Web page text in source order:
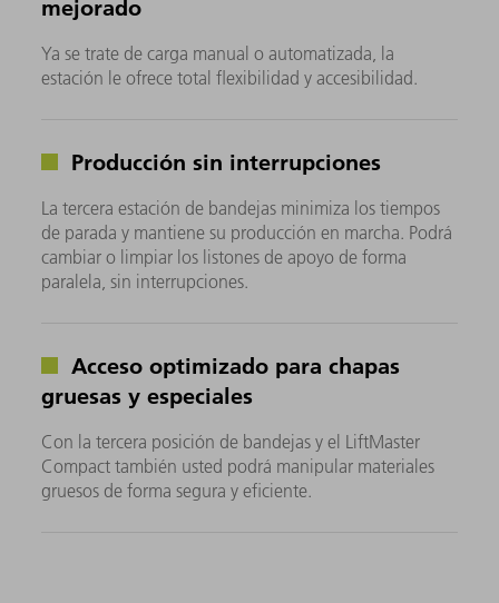
mejorado
Ya se trate de carga manual o automatizada, la
estación le ofrece total flexibilidad y accesibilidad.
Producción sin interrupciones
La tercera estación de bandejas minimiza los tiempos
de parada y mantiene su producción en marcha. Podrá
cambiar o limpiar los listones de apoyo de forma
paralela, sin interrupciones.
Acceso optimizado para chapas
gruesas y especiales
Con la tercera posición de bandejas y el LiftMaster
Compact también usted podrá manipular materiales
gruesos de forma segura y eficiente.